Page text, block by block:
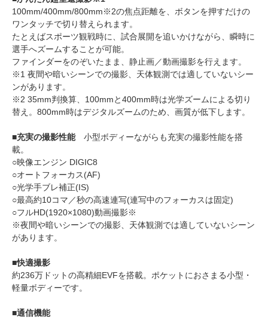
100mm/400mm/800mm※2の焦点距離を、ボタンを押すだけの
ワンタッチで切り替えられます。
たとえばスポーツ観戦時に、試合展開を追いかけながら、瞬時に
選手へズームすることが可能。
ファインダーをのぞいたまま、静止画／動画撮影を行えます。
※1 夜間や暗いシーンでの撮影、天体観測では適していないシー
ンがあります。
※2 35mm判換算、100mmと400mm時は光学ズームによる切り
替え。800mm時はデジタルズームのため、画質が低下します。
■充実の撮影性能 小型ボディーながらも充実の撮影性能を搭
載。
○映像エンジン DIGIC8
○オートフォーカス(AF)
○光学手ブレ補正(IS)
○最高約10コマ／秒の高速連写(連写中のフォーカスは固定)
○フルHD(1920×1080)動画撮影※
※夜間や暗いシーンでの撮影、天体観測では適していないシーン
があります。
■快適撮影
約236万ドットの高精細EVFを搭載。ポケットにおさまる小型・
軽量ボディーです。
■通信機能